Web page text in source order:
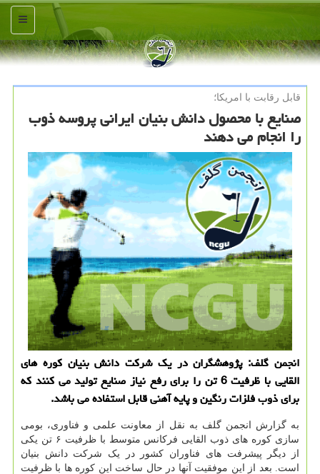
منو
قابل رقابت با امریكا؛
صنایع با محصول دانش بنیان ایرانی پروسه ذوب
را انجام می دهند
انجمن گلف: پژوهشگران در یك شركت دانش بنیان كوره های
القایی با ظرفیت 6 تن را برای رفع نیاز صنایع تولید می كنند كه
برای ذوب فلزات رنگین و پایه آهنی قابل استفاده می باشد.
به گزارش انجمن گلف به نقل از معاونت علمی و فناوری، بومی
سازی کوره های ذوب القایی فرکانس متوسط با ظرفیت ۶ تن یکی
از دیگر پیشرفت های فناوران کشور در یک شرکت دانش بنیان
است. بعد از این موفقیت آنها در حال ساخت این کوره ها با ظرفیت